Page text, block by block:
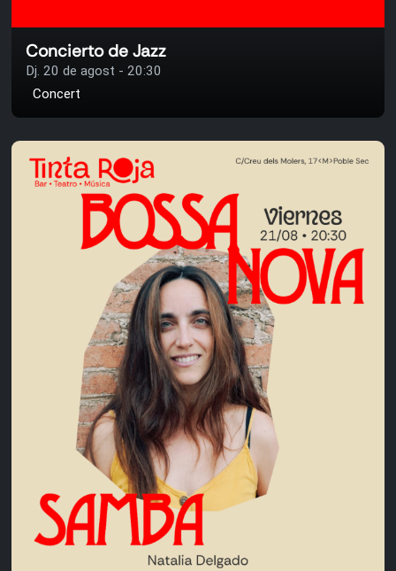
Concierto de Jazz
Dj. 20 de agost - 20:30
Concert